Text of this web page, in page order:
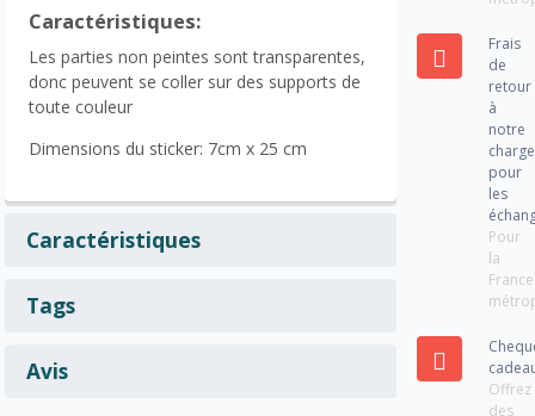
Caractéristiques:
Les parties non peintes sont transparentes,
donc peuvent se coller sur des supports de
toute couleur
Dimensions du sticker: 7cm x 25 cm
Caractéristiques
Tags
Avis
Frais
de
retour
à
notre
charge
pour
les
Pour
la
France
Offrez
des